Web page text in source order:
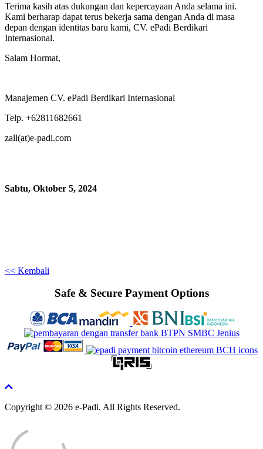
Terima kasih atas dukungan dan kepercayaan Anda selama ini.
Kami berharap dapat terus bekerja sama dengan Anda di masa
depan dengan identitas baru kami, CV. ePadi Berdikari
Internasional.
Salam Hormat,
Manajemen CV. ePadi Berdikari Internasional
Telp. +62811682661
zall(at)e-padi.com
Sabtu, Oktober 5, 2024
<< Kembali
Safe & Secure Payment Options
Copyright © 2026 e-Padi. All Rights Reserved.